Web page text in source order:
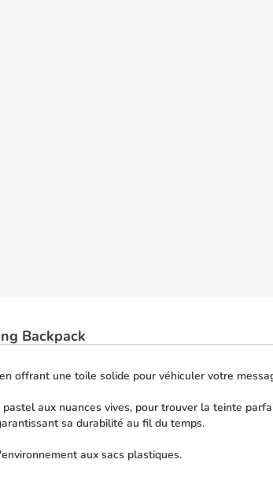
Backpack
offrant une toile solide pour véhiculer votre
aux nuances vives, pour trouver la teinte
sa durabilité au fil du temps.
aux sacs plastiques.